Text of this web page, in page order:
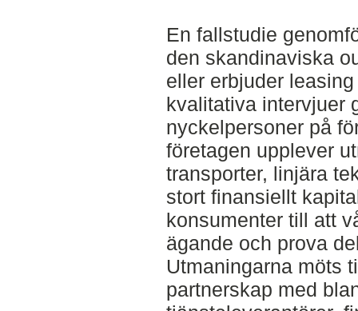
En fallstudie
den skandinaviska
eller erbjuder
kvalitativa intervjuer
nyckelpersoner på
företagen upplever
transporter, linjära
stort finansiellt
konsumenter till att
ägande och prova
Utmaningarna möts
partnerskap med